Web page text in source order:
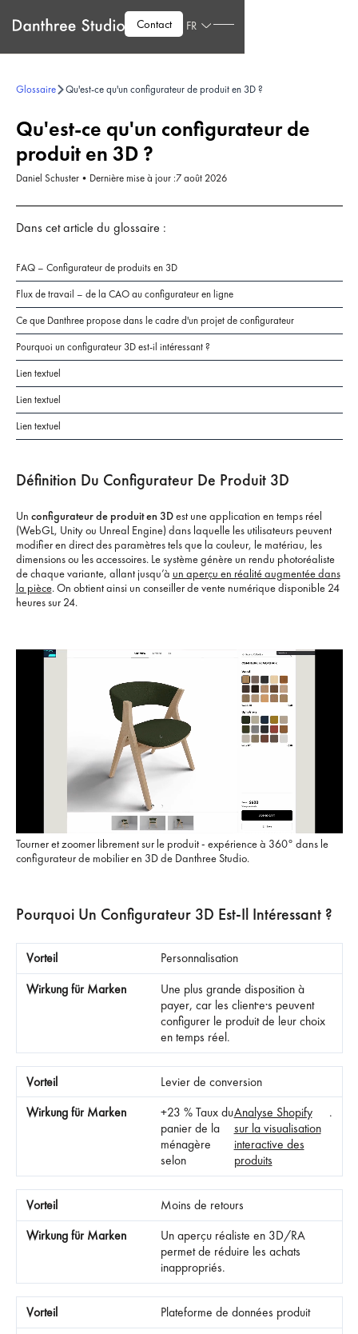
Contact FR
Glossaire Qu'est-ce qu'un configurateur de produit en 3D ?
Qu'est-ce qu'un configurateur de
produit en 3D ?
Daniel Schuster• Dernière mise à jour :7 août 2026
Dans cet article du glossaire :
FAQ – Configurateur de produits en 3D
Flux de travail – de la CAO au configurateur en ligne
Ce que Danthree propose dans le cadre d'un projet de configurateur
Pourquoi un configurateur 3D est-il intéressant ?
Lien textuel
Lien textuel
Lien textuel
Définition Du Configurateur De Produit 3D
Un configurateur de produit en 3Dest une application en temps réel
(WebGL, Unity ou Unreal Engine) dans laquelle les utilisateurs peuvent
modifier en direct des paramètres tels que la couleur, le matériau, les
dimensions ou les accessoires. Le système génère un rendu photoréaliste
de chaque variante, allant jusqu’à un aperçu en réalité augmentée dans
la pièce. On obtient ainsi un conseiller de vente numérique disponible 24
heures sur 24.
Tourner et zoomer librement sur le produit - expérience à 360° dans le
configurateur de mobilier en 3D de Danthree Studio.
Pourquoi Un Configurateur 3D Est-Il Intéressant ?
Personnalisation
Une plus grande disposition à
payer, car les client·e·s peuvent
configurer le produit de leur choix
en temps réel.
Levier de conversion
+23 % Taux du
panier de la
ménagère
selon
Analyse Shopify
sur la visualisation
interactive des
produits
.
Moins de retours
Un aperçu réaliste en 3D/RA
permet de réduire les achats
inappropriés.
Plateforme de données produit